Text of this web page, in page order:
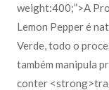
weight:400;”>A
Lemon Pepper é
Verde, todo o
também manipula
conter